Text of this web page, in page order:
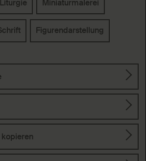
Liturgie Miniaturmalerei
Figurendarstellung